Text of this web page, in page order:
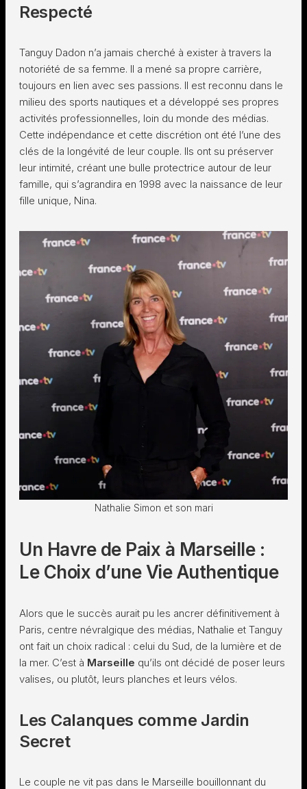
Respecté
Tanguy Dadon n’a jamais cherché à exister à travers la
notoriété de sa femme. Il a mené sa propre carrière,
toujours en lien avec ses passions. Il est reconnu dans le
milieu des sports nautiques et a développé ses propres
activités professionnelles, loin du monde des médias.
Cette indépendance et cette discrétion ont été l’une des
clés de la longévité de leur couple. Ils ont su préserver
leur intimité, créant une bulle protectrice autour de leur
famille, qui s’agrandira en 1998 avec la naissance de leur
fille unique, Nina.
Nathalie Simon et son mari
Un Havre de Paix à Marseille :
Le Choix d’une Vie Authentique
Alors que le succès aurait pu les ancrer définitivement à
Paris, centre névralgique des médias, Nathalie et Tanguy
ont fait un choix radical : celui du Sud, de la lumière et de
la mer. C’est à Marseille qu’ils ont décidé de poser leurs
valises, ou plutôt, leurs planches et leurs vélos.
Les Calanques comme Jardin
Secret
Le couple ne vit pas dans le Marseille bouillonnant du